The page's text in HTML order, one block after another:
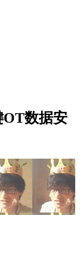
OT数据安